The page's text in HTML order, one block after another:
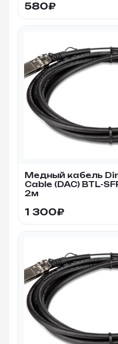
580₽
Медный кабель
Cable (DAC) BTL-
2м
1 300₽